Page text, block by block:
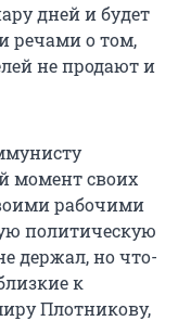
дней и будет
речами о том,
не продают и
момент своих
рабочими
политическую
держал, но что-
к
Плотникову,